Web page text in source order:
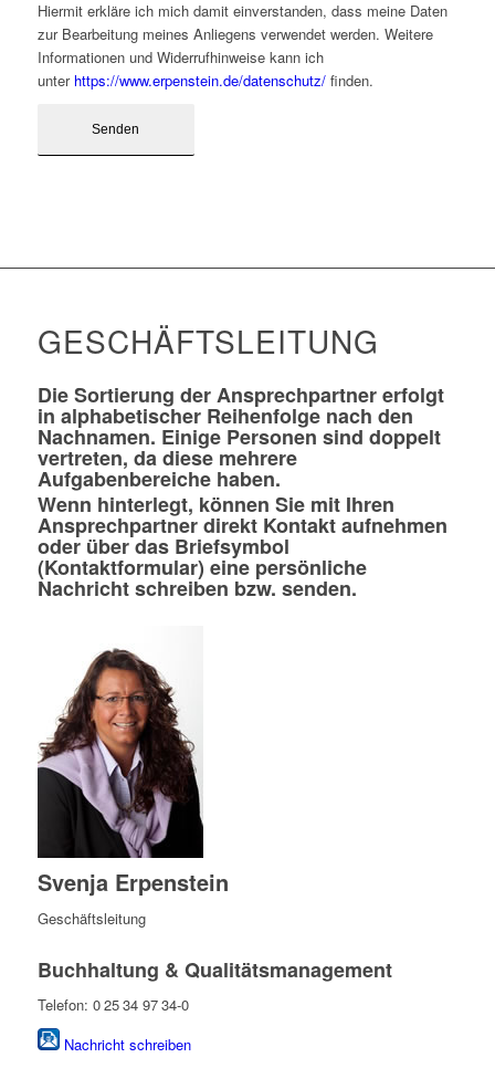
Hiermit erkläre ich mich damit einverstanden, dass meine Daten
zur Bearbeitung meines Anliegens verwendet werden. Weitere
Informationen und Widerrufhinweise kann ich
unter https://www.erpenstein.de/datenschutz/finden.
GESCHÄFTSLEITUNG
Die Sortierung der Ansprechpartner erfolgt
in alphabetischer Reihenfolge nach den
Nachnamen. Einige Personen sind doppelt
vertreten, da diese mehrere
Aufgabenbereiche haben.
Wenn hinterlegt, können Sie mit Ihren
Ansprechpartner direkt Kontakt aufnehmen
oder über das Briefsymbol
(Kontaktformular) eine persönliche
Nachricht schreiben bzw. senden.
Svenja Erpenstein
Geschäftsleitung
Buchhaltung & Qualitätsmanagement
Telefon: 0 25 34 97 34-0
Nachricht schreiben